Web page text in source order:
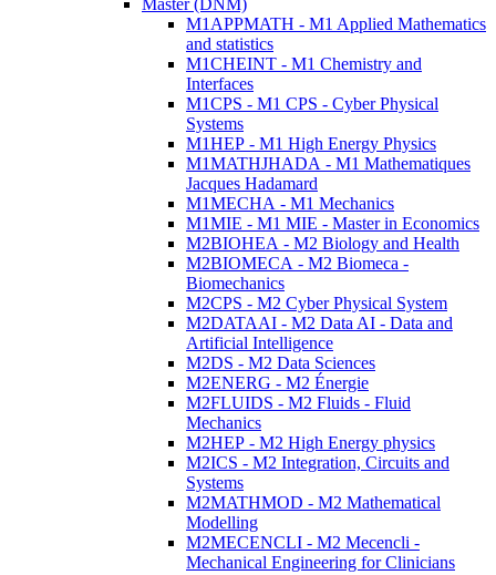
Master (DNM)
M1APPMATH - M1 Applied Mathematics
and statistics
M1CHEINT - M1 Chemistry and
Interfaces
M1CPS - M1 CPS - Cyber Physical
Systems
M1HEP - M1 High Energy Physics
M1MATHJHADA - M1 Mathematiques
Jacques Hadamard
M1MECHA - M1 Mechanics
M1MIE - M1 MIE - Master in Economics
M2BIOHEA - M2 Biology and Health
M2BIOMECA - M2 Biomeca -
Biomechanics
M2CPS - M2 Cyber Physical System
M2DATAAI - M2 Data AI - Data and
Artificial Intelligence
M2DS - M2 Data Sciences
M2ENERG - M2 Énergie
M2FLUIDS - M2 Fluids - Fluid
Mechanics
M2HEP - M2 High Energy physics
M2ICS - M2 Integration, Circuits and
Systems
M2MATHMOD - M2 Mathematical
Modelling
M2MECENCLI - M2 Mecencli -
Mechanical Engineering for Clinicians